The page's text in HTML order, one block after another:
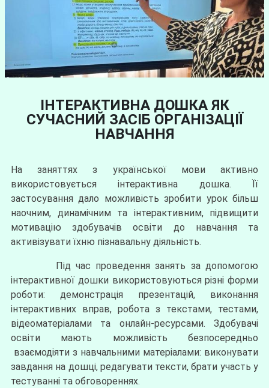
ІНТЕРАКТИВНА ДОШКА ЯК
СУЧАСНИЙ ЗАСІБ ОРГАНІЗАЦІЇ
НАВЧАННЯ
На заняттях з української мови активно
використовується інтерактивна дошка. Її
застосування дало можливість зробити урок більш
наочним, динамічним та інтерактивним, підвищити
мотивацію здобувачів освіти до навчання та
активізувати їхню пізнавальну діяльність.
Під час проведення занять за допомогою
інтерактивної дошки використовуються різні форми
роботи: демонстрація презентацій, виконання
інтерактивних вправ, робота з текстами, тестами,
відеоматеріалами та онлайн-ресурсами. Здобувачі
освіти мають можливість безпосередньо
взаємодіяти з навчальними матеріалами: виконувати
завдання на дошці, редагувати тексти, брати участь у
тестуванні та обговореннях.